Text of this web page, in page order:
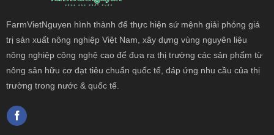
FarmVietNguyen hình thành để thực hiện sứ mệnh giải phóng giá
trị sản xuất nông nghiệp Việt Nam, xây dựng vùng nguyên liệu
nông nghiệp công nghệ cao để đưa ra thị trường các sản phẩm từ
nông sản hữu cơ đạt tiêu chuẩn quốc tế, đáp ứng nhu cầu của thị
trường trong nước & quốc tế.